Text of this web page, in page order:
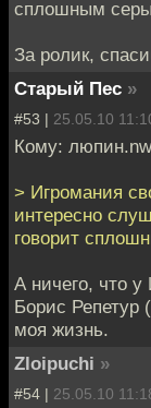
сплошным
За ролик,
Старый Пес »
#53 | 25.05.10
Кому:
> Игромания
интересно
говорит
А ничего, что у
Борис Репетур
моя жизнь.
Zloipuchi »
#54 | 25.05.10